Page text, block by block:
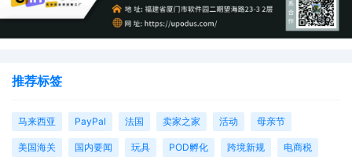
推荐标签
马来西亚 PayPal 法国 卖家之家 活动 母亲节
美国海关 国内要闻 玩具 POD孵化 跨境新规 电商税